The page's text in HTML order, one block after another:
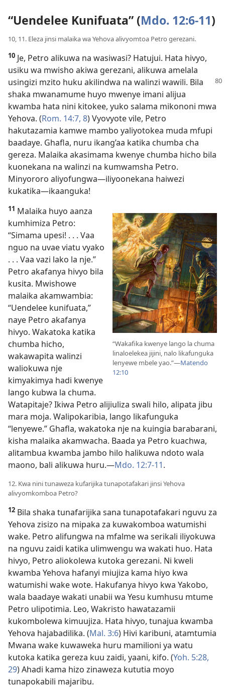
“Uendelee Kunifuata” (Mdo. 12:6-11)
10, 11. Eleza jinsi malaika wa Yehova alivyomtoa Petro gerezani.
10 Je, Petro alikuwa na wasiwasi? Hatujui. Hata hivyo,
usiku wa mwisho akiwa gerezani, alikuwa amelala
usingizi mzito huku akilindwa na walinzi wawili. Bila
shaka mwanamume huyo mwenye imani alijua
kwamba hata nini kitokee, yuko salama mikononi mwa
Yehova. (Rom. 14:7, 8) Vyovyote vile, Petro
hakutazamia kamwe mambo yaliyotokea muda mfupi
baadaye. Ghafla, nuru ikang’aa katika chumba cha
gereza. Malaika akasimama kwenye chumba hicho bila
kuonekana na walinzi na kumwamsha Petro.
Minyororo aliyofungwa—iliyoonekana haiwezi
kukatika—ikaanguka!
“Wakafika kwenye lango la chuma
linaloelekea jijini, nalo likafunguka
lenyewe mbele yao.”—Matendo
12:10
11 Malaika huyo aanza
kumhimiza Petro:
“Simama upesi! . . . Vaa
nguo na uvae viatu vyako
. . . Vaa vazi lako la nje.”
Petro akafanya hivyo bila
kusita. Mwishowe
malaika akamwambia:
“Uendelee kunifuata,”
naye Petro akafanya
hivyo. Wakatoka katika
chumba hicho,
wakawapita walinzi
waliokuwa nje
kimyakimya hadi kwenye
lango kubwa la chuma.
Watapitaje? Ikiwa Petro alijiuliza swali hilo, alipata jibu
mara moja. Walipokaribia, lango likafunguka
“lenyewe.” Ghafla, wakatoka nje na kuingia barabarani,
kisha malaika akamwacha. Baada ya Petro kuachwa,
alitambua kwamba jambo hilo halikuwa ndoto wala
maono, bali alikuwa huru.​—Mdo. 12:7-11.
12. Kwa nini tunaweza kufarijika tunapotafakari jinsi Yehova
alivyomkomboa Petro?
12 Bila shaka tunafarijika sana tunapotafakari nguvu za
Yehova zisizo na mipaka za kuwakomboa watumishi
wake. Petro alifungwa na mfalme wa serikali iliyokuwa
na nguvu zaidi katika ulimwengu wa wakati huo. Hata
hivyo, Petro aliokolewa kutoka gerezani. Ni kweli
kwamba Yehova hafanyi miujiza kama hiyo kwa
watumishi wake wote. Hakufanya hivyo kwa Yakobo,
wala baadaye wakati unabii wa Yesu kumhusu mtume
Petro ulipotimia. Leo, Wakristo hawatazamii
kukombolewa kimuujiza. Hata hivyo, tunajua kwamba
Yehova hajabadilika. (Mal. 3:6) Hivi karibuni, atamtumia
Mwana wake kuwaweka huru mamilioni ya watu
kutoka katika gereza kuu zaidi, yaani, kifo. (Yoh. 5:28,
29) Ahadi kama hizo zinaweza kututia moyo
tunapokabili majaribu.